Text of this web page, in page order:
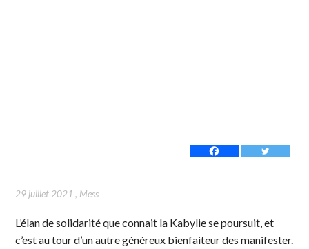
29 juillet 2021 , Mess
L’élan de solidarité que connait la Kabylie se poursuit, et
c’est au tour d’un autre généreux bienfaiteur des manifester.